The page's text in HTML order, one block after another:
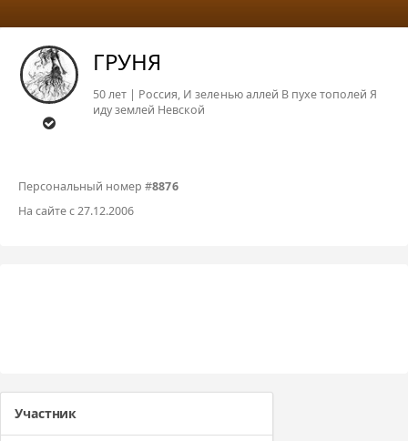
ГРУНЯ
50 лет | Россия, И зеленью аллей В пухе тополей Я
иду землей Невской
Персональный номер #8876
На сайте с 27.12.2006
Участник